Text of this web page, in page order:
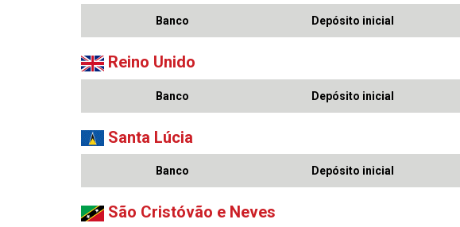
Banco Depósito inicial
Reino Unido
Banco Depósito inicial
Santa Lúcia
Banco Depósito inicial
São Cristóvão e Neves